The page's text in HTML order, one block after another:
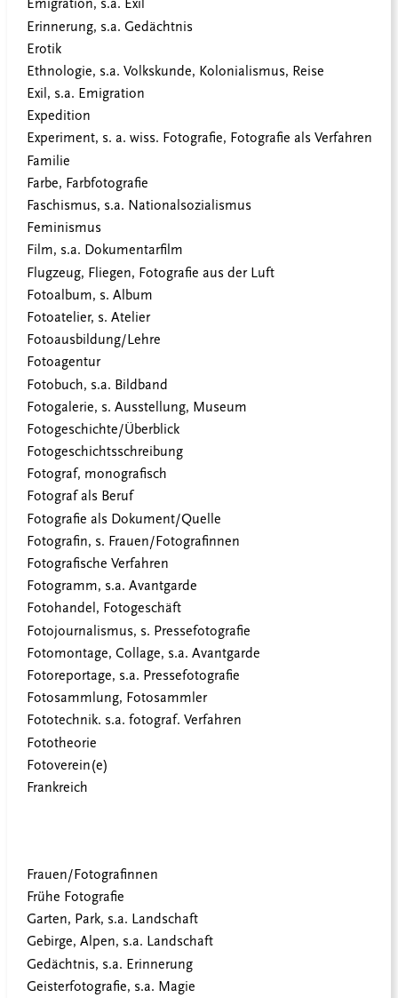
Emigration, s.a. Exil
Erinnerung, s.a. Gedächtnis
Erotik
Ethnologie, s.a. Volkskunde, Kolonialismus, Reise
Exil, s.a. Emigration
Expedition
Experiment, s. a. wiss. Fotografie, Fotografie als Verfahren
Familie
Farbe, Farbfotografie
Faschismus, s.a. Nationalsozialismus
Feminismus
Film, s.a. Dokumentarfilm
Flugzeug, Fliegen, Fotografie aus der Luft
Fotoalbum, s. Album
Fotoatelier, s. Atelier
Fotoausbildung/Lehre
Fotoagentur
Fotobuch, s.a. Bildband
Fotogalerie, s. Ausstellung, Museum
Fotogeschichte/Überblick
Fotogeschichtsschreibung
Fotograf, monografisch
Fotograf als Beruf
Fotografie als Dokument/Quelle
Fotografin, s. Frauen/Fotografinnen
Fotografische Verfahren
Fotogramm, s.a. Avantgarde
Fotohandel, Fotogeschäft
Fotojournalismus, s. Pressefotografie
Fotomontage, Collage, s.a. Avantgarde
Fotoreportage, s.a. Pressefotografie
Fotosammlung, Fotosammler
Fototechnik. s.a. fotograf. Verfahren
Fototheorie
Fotoverein(e)
Frankreich
Frauen/Fotografinnen
Frühe Fotografie
Garten, Park, s.a. Landschaft
Gebirge, Alpen, s.a. Landschaft
Gedächtnis, s.a. Erinnerung
Geisterfotografie, s.a. Magie